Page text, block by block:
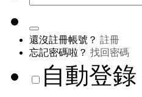
還沒註冊帳號？ 註冊
忘記密碼啦？ 找回密碼
自動登錄